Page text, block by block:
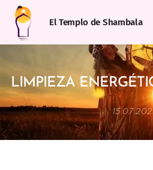
El Templo de Shambala
LIMPIEZA